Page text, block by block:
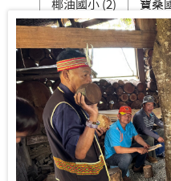
椰油國小 (2) 寶桑
臺東體中(高中部)